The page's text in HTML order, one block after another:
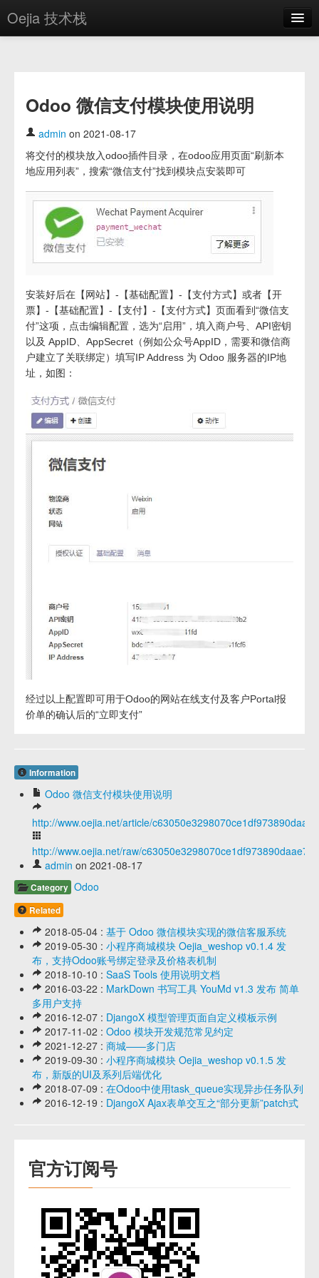
Oejia 技术栈
方案
OE学院
分享
关于
Odoo 微信支付模块使用说明
admin on 2021-08-17
将交付的模块放入odoo插件目录，在odoo应用页面“刷新本
地应用列表”，搜索“微信支付”找到模块点安装即可
安装好后在【网站】-【基础配置】-【支付方式】或者【开
票】-【基础配置】-【支付】-【支付方式】页面看到“微信支
付”这项，点击编辑配置，选为“启用”，填入商户号、API密钥
以及 AppID、AppSecret（例如公众号AppID，需要和微信商
户建立了关联绑定）填写IP Address 为 Odoo 服务器的IP地
址，如图：
经过以上配置即可用于Odoo的网站在线支付及客户Portal报
价单的确认后的“立即支付”
Information
Odoo 微信支付模块使用说明
http://www.oejia.net/article/
http://www.oejia.net/raw/c63050e3298070ce1df973890daae708
admin on 2021-08-17
Category Odoo
Related
2018-05-04 : 基于 Odoo 微信模块实现的微信客服系统
2019-05-30 : 小程序商城模块 Oejia_weshop v0.1.4 发
布，支持Odoo账号绑定登录及价格表机制
2018-10-10 : SaaS Tools 使用说明文档
2016-03-22 : MarkDown 书写工具 YouMd v1.3 发布 简单
多用户支持
2016-12-07 : DjangoX 模型管理页面自定义模板示例
2017-11-02 : Odoo 模块开发规范常见约定
2021-12-27 : 商城——多门店
2019-09-30 : 小程序商城模块 Oejia_weshop v0.1.5 发
布，新版的UI及系列后端优化
2018-07-09 : 在Odoo中使用task_queue实现异步任务队列
2016-12-19 : DjangoX Ajax表单交互之“部分更新”patch式
官方订阅号